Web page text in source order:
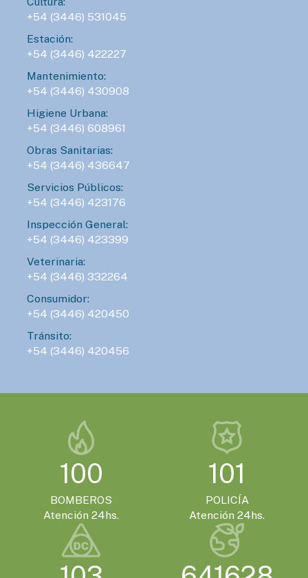
+54 (3446) 531045
Estación:
+54 (3446) 422227
Mantenimiento:
+54 (3446) 430908
Higiene Urbana:
+54 (3446) 608961
Obras Sanitarias:
+54 (3446) 436647
Servicios Públicos:
+54 (3446) 423176
Inspección General:
+54 (3446) 423399
Veterinaria:
+54 (3446) 332264
Consumidor:
+54 (3446) 420450
Tránsito:
+54 (3446) 420456
100
BOMBEROS
Atención 24hs.
101
POLICÍA
Atención 24hs.